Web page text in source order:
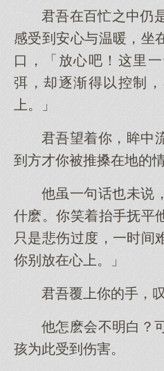
君吾在百忙之中仍
感受到安心与温暖，坐
口，「放心吧！这里
弭，却逐渐得以控制
上。」
君吾望着你，眸中
到方才你被推搡在地的
他虽一句话也未说
什麽。你笑着抬手抚平
只是悲伤过度，一时间
你别放在心上。」
君吾覆上你的手，
他怎麽会不明白？
孩为此受到伤害。